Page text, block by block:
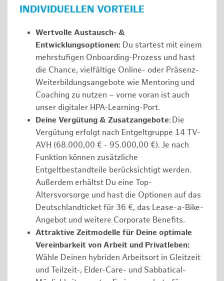
INDIVIDUELLEN VORTEILE
Wertvolle Austausch- &
Entwicklungsoptionen: Du startest mit einem
mehrstufigen Onboarding-Prozess und hast
die Chance, vielfältige Online- oder Präsenz-
Weiterbildungsangebote wie Mentoring und
Coaching zu nutzen – vorne voran ist auch
unser digitaler HPA-Learning-Port.
Deine Vergütung & Zusatzangebote: Die
Vergütung erfolgt nach Entgeltgruppe 14 TV-
AVH (68.000,00 € - 95.000,00 €). Je nach
Funktion können zusätzliche
Entgeltbestandteile berücksichtigt werden.
Außerdem erhältst Du eine Top-
Altersvorsorge und hast die Optionen auf das
Deutschlandticket für 36 €, das Lease-a-Bike-
Angebot und weitere Corporate Benefits.
Attraktive Zeitmodelle für Deine optimale
Vereinbarkeit von Arbeit und Privatleben:
Wähle Deinen hybriden Arbeitsort in Gleitzeit
und Teilzeit-, Elder-Care- und Sabbatical-